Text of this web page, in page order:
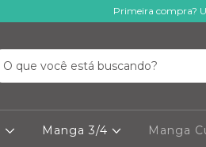
Primeira compra?
Manga 3/4 Manga